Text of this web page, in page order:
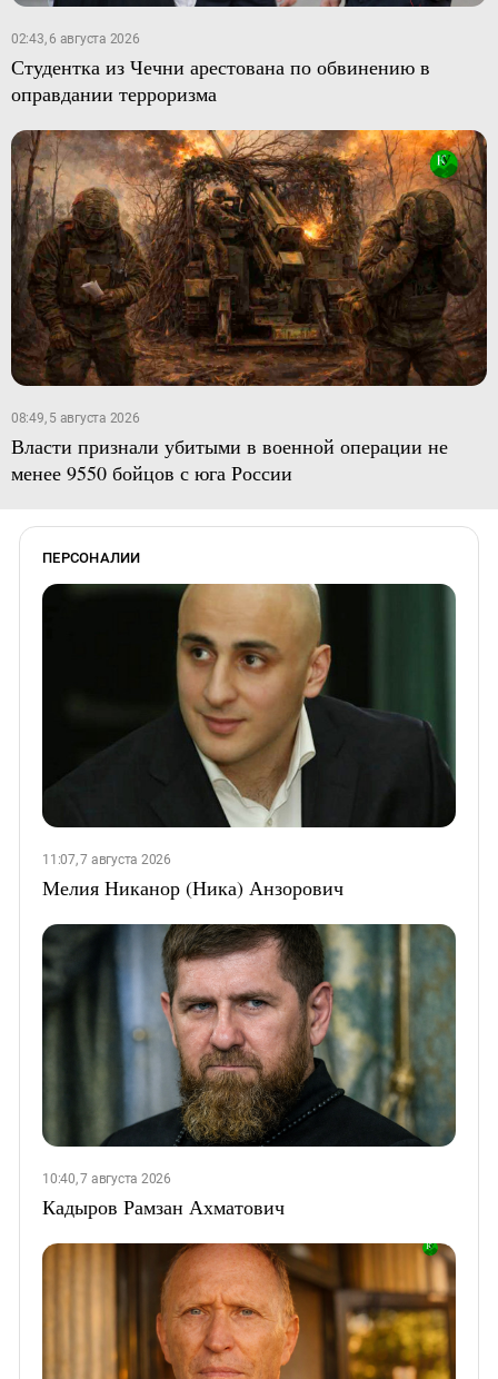
02:43, 6 августа 2026
Студентка из Чечни арестована по обвинению в
оправдании терроризма
08:49, 5 августа 2026
Власти признали убитыми в военной операции не
менее 9550 бойцов с юга России
ПЕРСОНАЛИИ
11:07, 7 августа 2026
Мелия Никанор (Ника) Анзорович
10:40, 7 августа 2026
Кадыров Рамзан Ахматович